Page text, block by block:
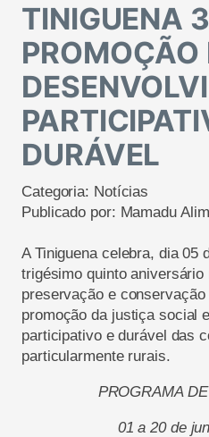
TINIGUENA
PROMOÇÃO
DURÁVEL
Categoria: Notícias
Publicado por: Mamadu
A Tiniguena celebra, dia 05
trigésimo quinto aniversário
preservação e
promoção da justiça social
participativo e durável das
particularmente rurais.
PROGRAMA
01 a 20 de